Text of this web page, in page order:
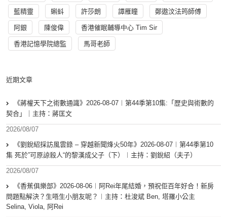
藍精靈 蝌蚪 許莎朗 譚雁瞳 鄭遨汶法筠師傅
阿銀 陳俊偉 香港催眠輔導中心 Tim Sir
香港記憶學院總監 馬哥老師
近期文章
《蔣權天下之術數通識》2026-08-07︱第44季第10集:「歴史與術數的
契合」｜主持：蔣匡文
2026/08/07
《劉銳紹採訪風雲錄 – 穿越新聞烽火50年》2026-08-07︱第44季第10
集 死於”可原諒殺人“的黎漢成父子（下）︱主持：劉銳紹（夫子）
2026/08/07
《香蕉俱樂部》2026-08-06︱阿Rei年尾結婚，預祝佢百年好合！新房
問題點解決？生唔生小朋友呢？︱主持：杜浚斌 Ben, 塔羅小公主
Selina, Viola, 阿Rei